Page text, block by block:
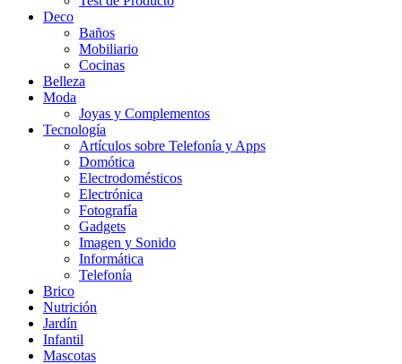
Deco
Baños
Mobiliario
Cocinas
Belleza
Moda
Joyas y Complementos
Tecnología
Artículos sobre Telefonía y Apps
Domótica
Electrodomésticos
Electrónica
Fotografía
Gadgets
Imagen y Sonido
Informática
Telefonía
Brico
Nutrición
Jardín
Infantil
Mascotas